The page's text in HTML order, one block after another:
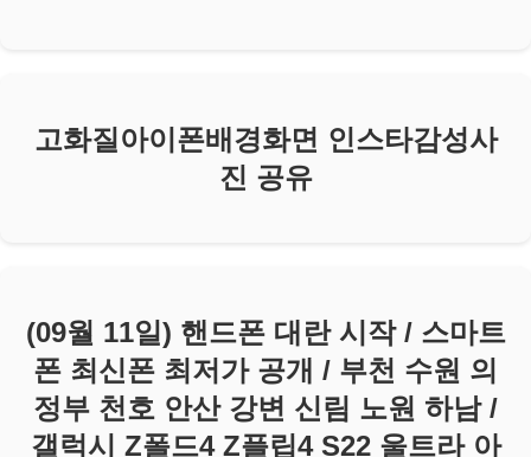
고화질아이폰배경화면 인스타감성사
진 공유
(09월 11일) 핸드폰 대란 시작 / 스마트
폰 최신폰 최저가 공개 / 부천 수원 의
정부 천호 안산 강변 신림 노원 하남 /
갤럭시 Z폴드4 Z플립4 S22 울트라 아